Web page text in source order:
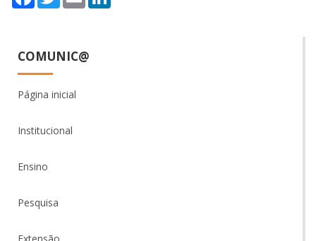
COMUNIC@
Página inicial
Institucional
Ensino
Pesquisa